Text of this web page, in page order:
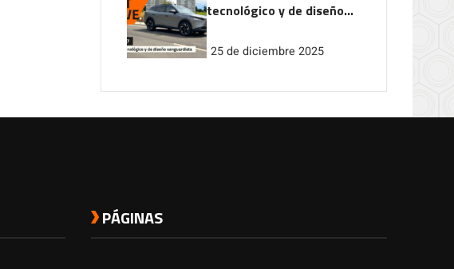
tecnológico y de diseño
25 de diciembre 2025
PÁGINAS